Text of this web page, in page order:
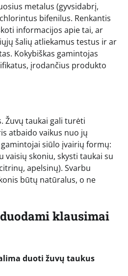
metalus (gyvsidabrį,
bifenilus. Renkantis
informacijos apie tai, ar
šalių atliekamus testus ir ar
Kokybiškas gamintojas
įrodančius produkto
Žuvų taukai gali turėti
atbaido vaikus nuo jų
siūlo įvairių formų:
vaisių skoniu, skysti taukai su
apelsinų). Svarbu
būtų natūralus, o ne
klausimai
duoti žuvų taukus